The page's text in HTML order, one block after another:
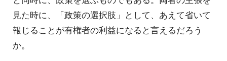
見た時に、「政策の選択肢」として、あえて省いて
報じることが有権者の利益になると言えるだろう
か。